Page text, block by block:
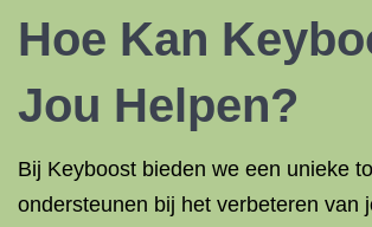
Hoe Kan
Jou Helpen?
Bij Keyboost bieden we een unieke
ondersteunen bij het verbeteren van